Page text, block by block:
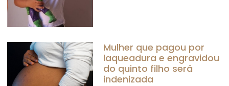
Mulher que pagou por
laqueadura e engravidou
do quinto filho será
indenizada